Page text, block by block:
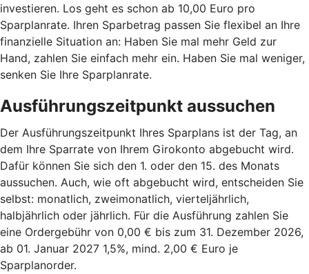
investieren. Los geht es schon ab 10,00 Euro pro
Sparplanrate. Ihren Sparbetrag passen Sie flexibel an Ihre
finanzielle Situation an: Haben Sie mal mehr Geld zur
Hand, zahlen Sie einfach mehr ein. Haben Sie mal weniger,
senken Sie Ihre Sparplanrate.
Ausführungszeitpunkt aussuchen
Der Ausführungszeitpunkt Ihres Sparplans ist der Tag, an
dem Ihre Sparrate von Ihrem Girokonto abgebucht wird.
Dafür können Sie sich den 1. oder den 15. des Monats
aussuchen. Auch, wie oft abgebucht wird, entscheiden Sie
selbst: monatlich, zweimonatlich, vierteljährlich,
halbjährlich oder jährlich. Für die Ausführung zahlen Sie
eine Ordergebühr von 0,00 € bis zum 31. Dezember 2026,
ab 01. Januar 2027 1,5%, mind. 2,00 € Euro je
Sparplanorder.